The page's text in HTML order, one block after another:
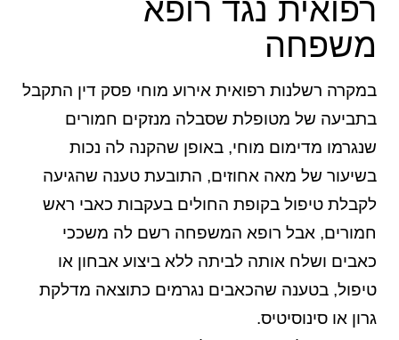
רפואית נגד רופא
משפחה
במקרה רשלנות רפואית אירוע מוחי פסק דין התקבל
בתביעה של מטופלת שסבלה מנזקים חמורים
שנגרמו מדימום מוחי, באופן שהקנה לה נכות
בשיעור של מאה אחוזים, התובעת טענה שהגיעה
לקבלת טיפול בקופת החולים בעקבות כאבי ראש
חמורים, אבל רופא המשפחה רשם לה משככי
כאבים ושלח אותה לביתה ללא ביצוע אבחון או
טיפול, בטענה שהכאבים נגרמים כתוצאה מדלקת
גרון או סינוסיטיס.